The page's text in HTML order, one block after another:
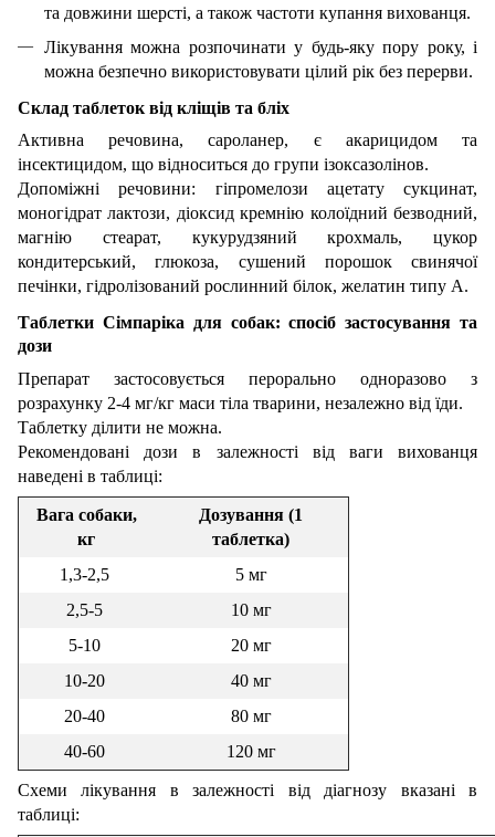
та довжини шерсті, а також частоти купання вихованця.
Лікування можна розпочинати у будь-яку пору року, і
можна безпечно використовувати цілий рік без перерви.
Склад таблеток від кліщів та бліх
Активна речовина, сароланер, є акарицидом та
інсектицидом, що відноситься до групи ізоксазолінов.
Допоміжні речовини: гіпромелози ацетату сукцинат,
моногідрат лактози, діоксид кремнію колоїдний безводний,
магнію стеарат, кукурудзяний крохмаль, цукор
кондитерський, глюкоза, сушений порошок свинячої
печінки, гідролізований рослинний білок, желатин типу А.
Таблетки Сімпаріка для собак: спосіб застосування та
дози
Препарат застосовується перорально одноразово з
розрахунку 2-4 мг/кг маси тіла тварини, незалежно від їди.
Таблетку ділити не можна.
Рекомендовані дози в залежності від ваги вихованця
наведені в таблиці:
Вага собаки,
кг
Дозування (1
таблетка)
1,3-2,5
5 мг
2,5-5
10 мг
5-10
20 мг
10-20
40 мг
20-40
80 мг
40-60
120 мг
Схеми лікування в залежності від діагнозу вказані в
таблиці: